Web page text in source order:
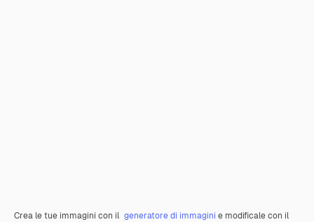
Crea le tue immagini con il generatore di immagini e modificale con il